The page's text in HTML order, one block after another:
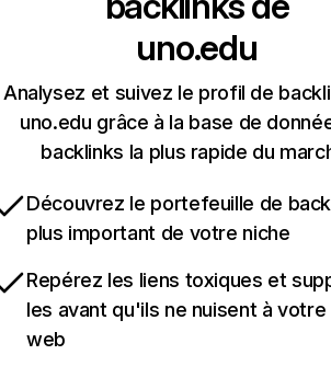
uno.edu
Analysez et suivez le profil de
uno.edu grâce à la base de
backlinks la plus rapide du
Découvrez le portefeuille de
plus important de votre niche
Repérez les liens toxiques et
les avant qu'ils ne nuisent à
web